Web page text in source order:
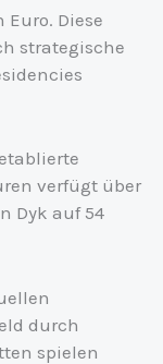
Diese
strategische
verfügt über
Dyk auf 54
durch
spielen